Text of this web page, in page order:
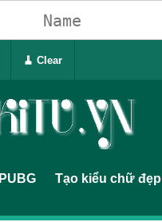
PUBG Tạo kiểu chữ đẹp
🧹 Clear